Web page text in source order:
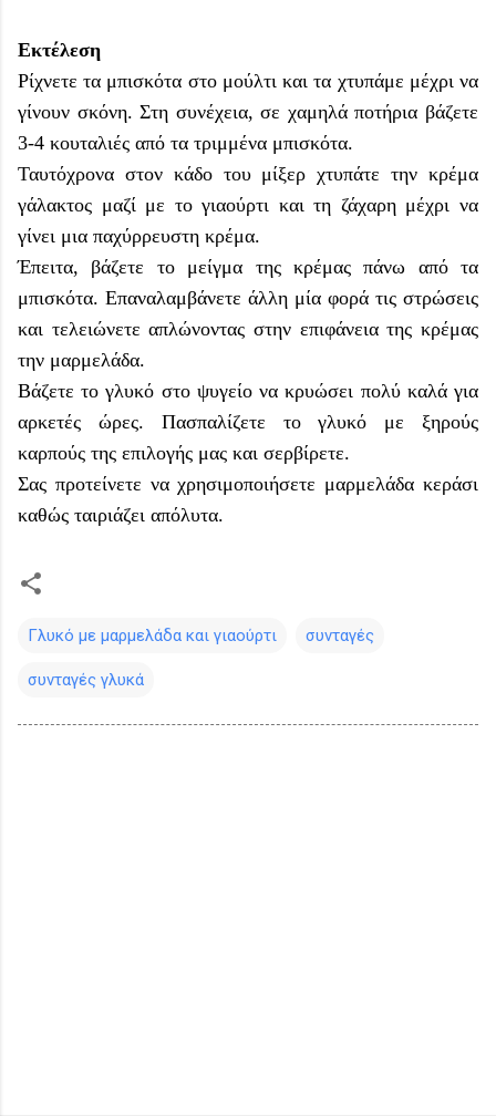
Εκτέλεση
Ρίχνετε τα μπισκότα στο μούλτι και τα χτυπάμε μέχρι να
γίνουν σκόνη. Στη συνέχεια, σε χαμηλά ποτήρια βάζετε
3-4 κουταλιές από τα τριμμένα μπισκότα.
Ταυτόχρονα στον κάδο του μίξερ χτυπάτε την κρέμα
γάλακτος μαζί με το γιαούρτι και τη ζάχαρη μέχρι να
γίνει μια παχύρρευστη κρέμα.
Έπειτα, βάζετε το μείγμα της κρέμας πάνω από τα
μπισκότα. Επαναλαμβάνετε άλλη μία φορά τις στρώσεις
και τελειώνετε απλώνοντας στην επιφάνεια της κρέμας
την μαρμελάδα.
Βάζετε το γλυκό στο ψυγείο να κρυώσει πολύ καλά για
αρκετές ώρες. Πασπαλίζετε το γλυκό με ξηρούς
καρπούς της επιλογής μας και σερβίρετε.
Σας προτείνετε να χρησιμοποιήσετε μαρμελάδα κεράσι
καθώς ταιριάζει απόλυτα.
Γλυκό με μαρμελάδα και γιαούρτι συνταγές
συνταγές γλυκά